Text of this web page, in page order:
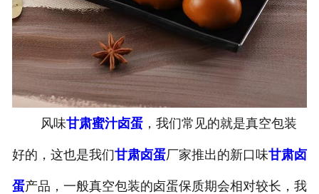
甘肃精忠报国八大锤典故版
- 甘肃盐焗味卤蛋
甘肃泡椒味卤蛋
- 甘肃蜜汁味卤蛋
风味甘肃蜜汁卤蛋，我们常见的就是真空包装
好的，这也是我们甘肃卤蛋厂家推出的新口味甘肃卤
蛋产品，一般真空包装的卤蛋保质期会相对较长，我